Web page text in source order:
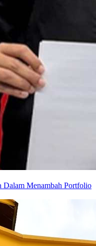
Menambah Portfolio